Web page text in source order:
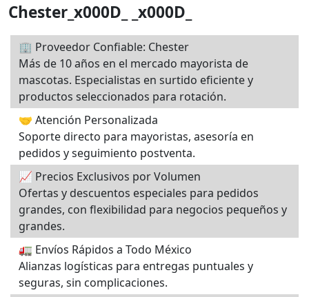
Chester_x000D_ _x000D_
🏢 Proveedor Confiable: Chester
Más de 10 años en el mercado mayorista de
mascotas. Especialistas en surtido eficiente y
productos seleccionados para rotación.
🤝 Atención Personalizada
Soporte directo para mayoristas, asesoría en
pedidos y seguimiento postventa.
📈 Precios Exclusivos por Volumen
Ofertas y descuentos especiales para pedidos
grandes, con flexibilidad para negocios pequeños y
grandes.
🚛 Envíos Rápidos a Todo México
Alianzas logísticas para entregas puntuales y
seguras, sin complicaciones.